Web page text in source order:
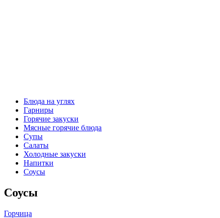
Блюда на углях
Гарниры
Горячие закуски
Мясные горячие блюда
Супы
Салаты
Холодные закуски
Напитки
Соусы
Соусы
Горчица